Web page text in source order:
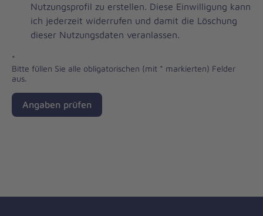
Nutzungsprofil zu erstellen. Diese Einwilligung kann
ich jederzeit widerrufen und damit die Löschung
dieser Nutzungsdaten veranlassen.
*
Bitte füllen Sie alle obligatorischen (mit * markierten) Felder
aus.
Angaben prüfen